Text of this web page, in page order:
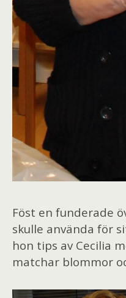
Föst en funderade
skulle använda för
hon tips av Cecilia
matchar blommor